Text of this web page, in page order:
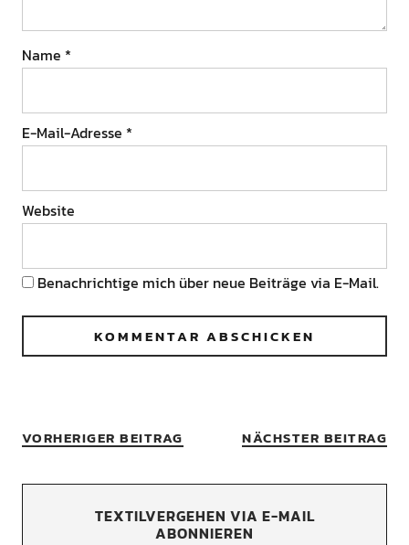
Name *
E-Mail-Adresse *
Website
Benachrichtige mich über neue Beiträge via E-Mail.
VORHERIGER BEITRAG NÄCHSTER BEITRAG
TEXTILVERGEHEN VIA E-MAIL
ABONNIEREN